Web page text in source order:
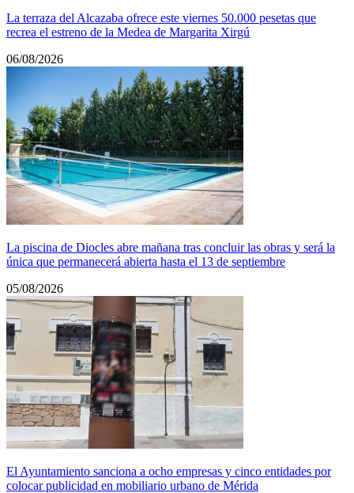
La terraza del Alcazaba ofrece este viernes 50.000 pesetas que
recrea el estreno de la Medea de Margarita Xirgú
06/08/2026
La piscina de Diocles abre mañana tras concluir las obras y será la
única que permanecerá abierta hasta el 13 de septiembre
05/08/2026
El Ayuntamiento sanciona a ocho empresas y cinco entidades por
colocar publicidad en mobiliario urbano de Mérida